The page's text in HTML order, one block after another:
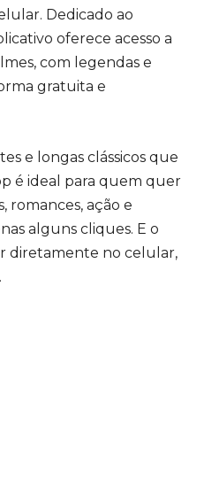
Dedicado ao
oferece acesso a
com legendas e
gratuita e
e longas clássicos que
é ideal para quem quer
romances, ação e
alguns cliques. E o
diretamente no celular,